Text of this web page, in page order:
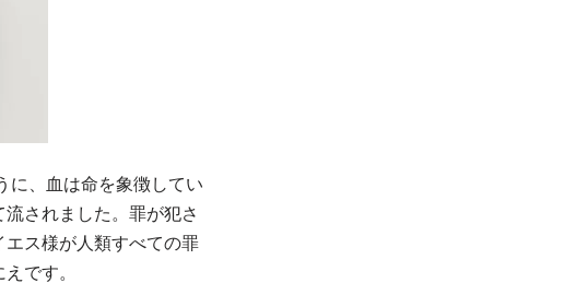
に、血は命を象徴してい
されました。罪が犯さ
ス様が人類すべての罪
です。